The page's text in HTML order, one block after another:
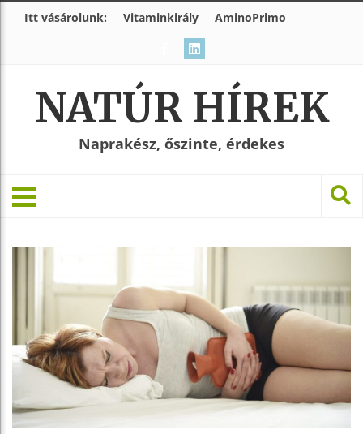
Itt vásárolunk: Vitaminkirály AminoPrimo
NATÚR HÍREK
Naprakész, őszinte, érdekes